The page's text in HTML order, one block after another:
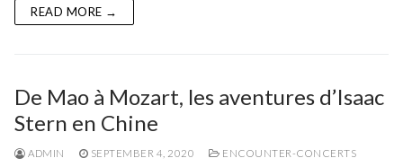
READ MORE →
De Mao à Mozart, les aventures d’Isaac
Stern en Chine
ADMIN SEPTEMBER 4, 2020 ENCOUNTER-CONCERTS